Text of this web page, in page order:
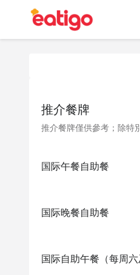
推介餐牌
推介餐牌僅供參考；除特
国际午餐自助餐
国际晚餐自助餐
国际自助午餐（每周六